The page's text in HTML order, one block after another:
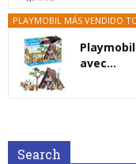
PLAYMOBIL MÁS VENDIDO
avec...
Search